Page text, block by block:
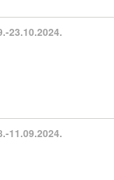
23.10.2024.
11.09.2024.